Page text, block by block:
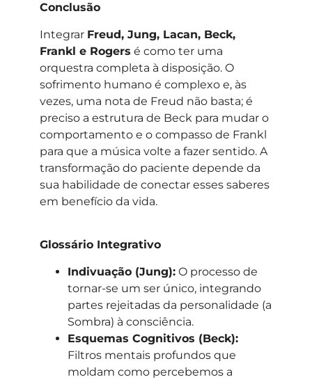
Conclusão
Integrar Freud, Jung, Lacan, Beck,
Frankl e Rogers é como ter uma
orquestra completa à disposição. O
sofrimento humano é complexo e, às
vezes, uma nota de Freud não basta; é
preciso a estrutura de Beck para mudar o
comportamento e o compasso de Frankl
para que a música volte a fazer sentido. A
transformação do paciente depende da
sua habilidade de conectar esses saberes
em benefício da vida.
Glossário Integrativo
Indivuação (Jung):O processo de
tornar-se um ser único, integrando
partes rejeitadas da personalidade (a
Sombra) à consciência.
Esquemas Cognitivos (Beck):
Filtros mentais profundos que
moldam como percebemos a